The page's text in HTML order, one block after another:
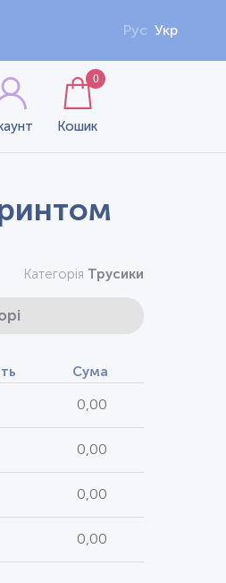
Рус Укр
Кошик
0
Категорія Трусики
Сума
0,00
0,00
0,00
0,00